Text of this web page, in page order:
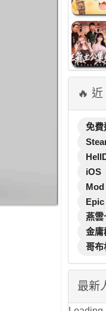
🔥
免費
iOS
Mod
Epic
燕雲
金庸
哥布
最新